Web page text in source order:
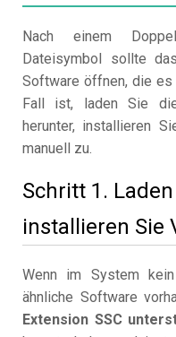
Nach einem
Dateisymbol sollte
Software öffnen, die
Fall ist, laden Sie
herunter, installieren
manuell zu.
Schritt 1.
installieren Sie
Wenn im System
ähnliche Software
Extension SSC